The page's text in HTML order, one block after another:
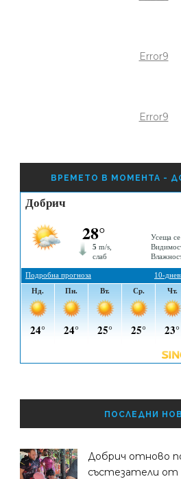
Error9
Error9
ВРЕМЕТО В МОМЕНТА -
ПОСЛЕДНИ
Добрич отново
състезатели от